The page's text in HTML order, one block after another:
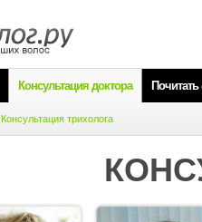
Консультация доктора
Консультация трихолога